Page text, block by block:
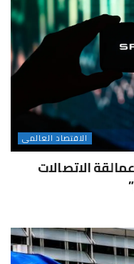
الاقتصاد العالمى
الاتصالات